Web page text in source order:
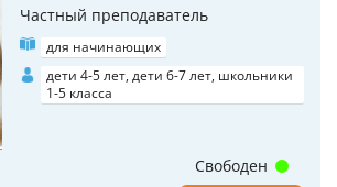
Частный преподаватель
для начинающих
дети 4-5 лет, дети 6-7 лет, школьники
1-5 класса
Свободен